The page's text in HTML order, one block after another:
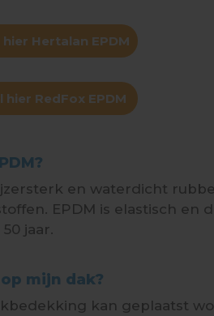
Hertalan EPDM
hier RedFox EPDM
ijzersterk en waterdicht
EPDM is elastisch en
jaar.
mijn dak?
kan geplaatst